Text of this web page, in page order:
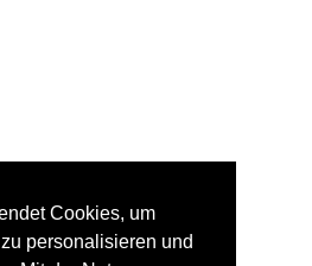
Cookies, um
personalisieren und